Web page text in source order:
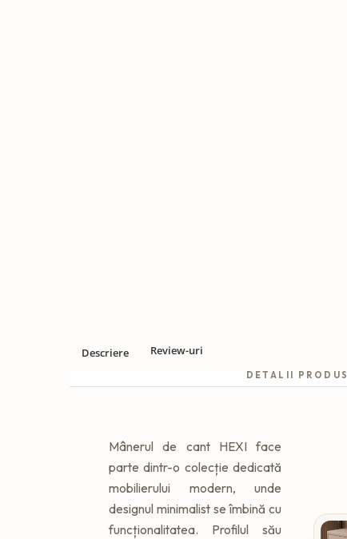
Descriere Review-uri
DETALII PRODUS
Mânerul de cant HEXI face
parte dintr-o colecție dedicată
mobilierului modern, unde
designul minimalist se îmbină cu
funcționalitatea. Profilul său